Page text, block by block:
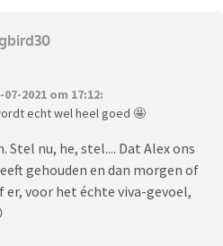
2021 om 17:12:
echt wel heel goed 🤩
Stel nu, he, stel.... Dat Alex ons
gehouden en dan morgen of
voor het échte viva-gevoel,